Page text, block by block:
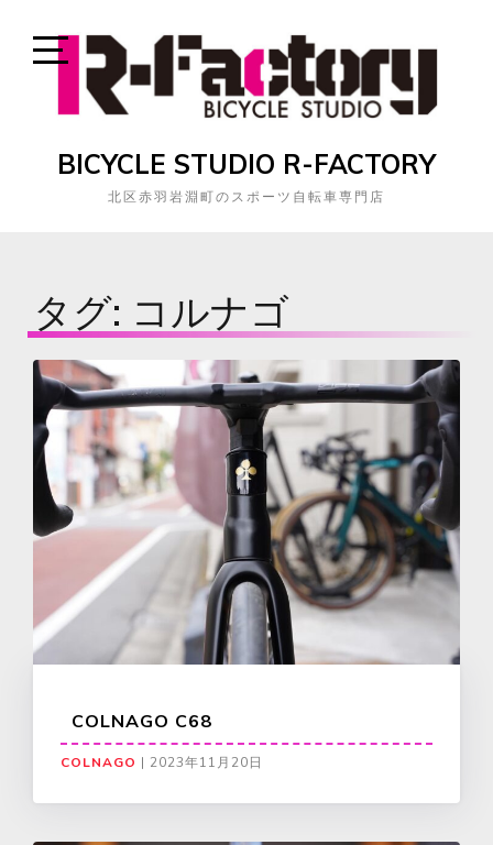
Open
Sidebar
BICYCLE STUDIO R-FACTORY
北区赤羽岩淵町のスポーツ自転車専門店
タグ: コルナゴ
COLNAGO C68
COLNAGO | 2023年11月20日